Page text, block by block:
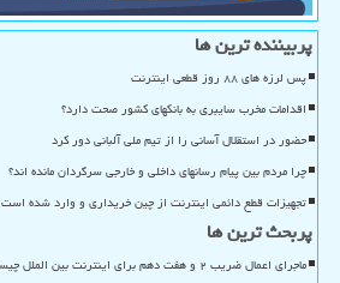
پربیننده ترین ها
پس لرزه های ۸۸ روز قطعی اینترنت
اقدامات مخرب سایبری به بانکهای کشور صحت دارد؟
حضور در استقلال آسانی را از تیم ملی آلبانی دور کرد
چرا مردم بین پیام رسانهای داخلی و خارجی سرگردان مانده اند؟
تجهیزات قطع دائمی اینترنت از چین خریداری و وارد شده است
پربحث ترین ها
ماجرای اعمال ضریب ۲ و هفت دهم برای اینترنت بین الملل چیست؟